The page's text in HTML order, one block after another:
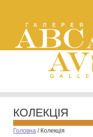
КОЛЕКЦІЯ
Головна / Колекція